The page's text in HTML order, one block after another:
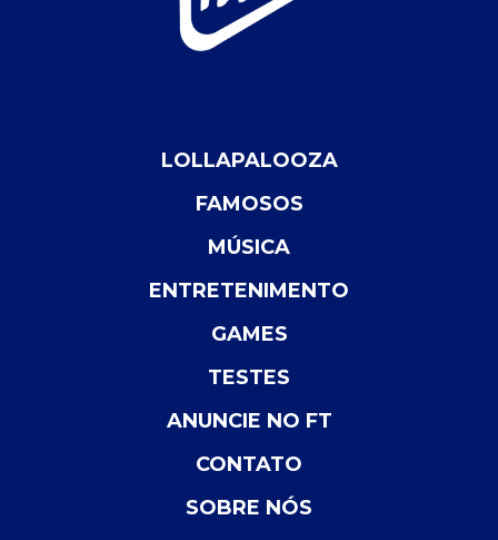
LOLLAPALOOZA
FAMOSOS
MÚSICA
ENTRETENIMENTO
GAMES
TESTES
ANUNCIE NO FT
CONTATO
SOBRE NÓS